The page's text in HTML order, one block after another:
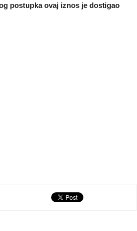
postupka ovaj iznos je dostigao